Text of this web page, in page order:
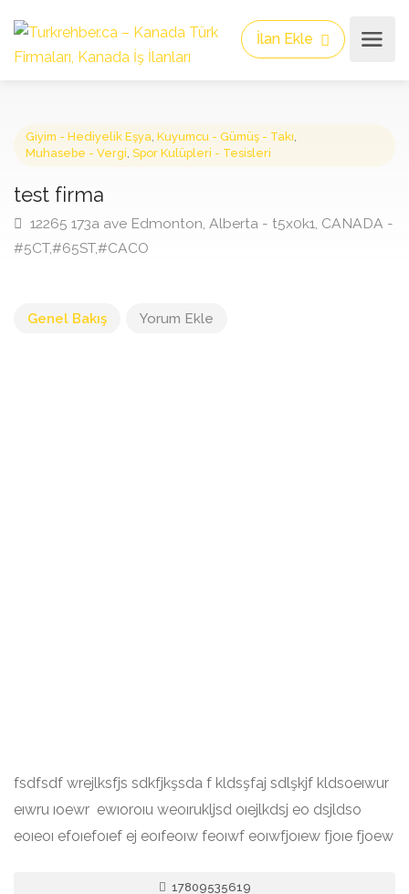
İlan Ekle
Giyim - Hediyelik Eşya,Kuyumcu - Gümüş - Takı
12265 173a ave Edmonton, Alberta - t5x0k1,
Genel Bakış Yorum Ekle
fsdfsdf wrejlksfjs sdkfjkşsda f kldsşfaj sdlşkjf kldsoeıwur
eıwru ıoewr ewıoroıu weoırukljsd oıejlkdsj eo dsjldso
eoıeoı efoıefoıef ej eoıfeoıw feoıwf eoıwfjoıew fjoıe fjoew
17809535619